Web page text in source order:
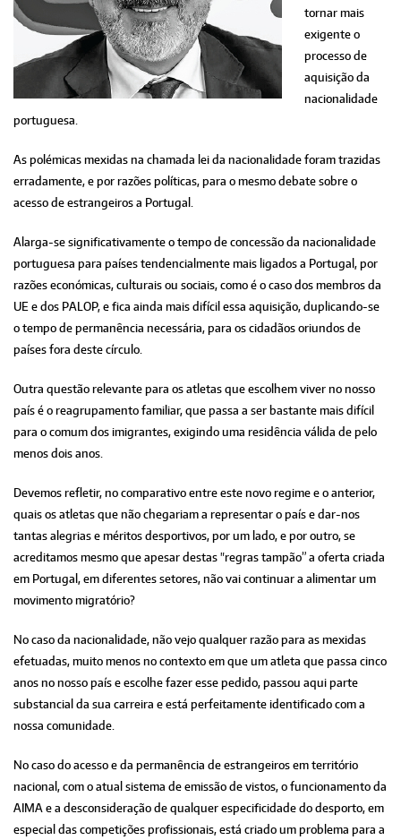
tornar mais
exigente o
processo de
aquisição da
nacionalidade
portuguesa.
As polémicas mexidas na chamada lei da nacionalidade foram trazidas
erradamente, e por razões políticas, para o mesmo debate sobre o
acesso de estrangeiros a Portugal.
Alarga-se significativamente o tempo de concessão da nacionalidade
portuguesa para países tendencialmente mais ligados a Portugal, por
razões económicas, culturais ou sociais, como é o caso dos membros da
UE e dos PALOP, e fica ainda mais difícil essa aquisição, duplicando-se
o tempo de permanência necessária, para os cidadãos oriundos de
países fora deste círculo.
Outra questão relevante para os atletas que escolhem viver no nosso
país é o reagrupamento familiar, que passa a ser bastante mais difícil
para o comum dos imigrantes, exigindo uma residência válida de pelo
menos dois anos.
Devemos refletir, no comparativo entre este novo regime e o anterior,
quais os atletas que não chegariam a representar o país e dar-nos
tantas alegrias e méritos desportivos, por um lado, e por outro, se
acreditamos mesmo que apesar destas "regras tampão” a oferta criada
em Portugal, em diferentes setores, não vai continuar a alimentar um
movimento migratório?
No caso da nacionalidade, não vejo qualquer razão para as mexidas
efetuadas, muito menos no contexto em que um atleta que passa cinco
anos no nosso país e escolhe fazer esse pedido, passou aqui parte
substancial da sua carreira e está perfeitamente identificado com a
nossa comunidade.
No caso do acesso e da permanência de estrangeiros em território
nacional, com o atual sistema de emissão de vistos, o funcionamento da
AIMA e a desconsideração de qualquer especificidade do desporto, em
especial das competições profissionais, está criado um problema para a